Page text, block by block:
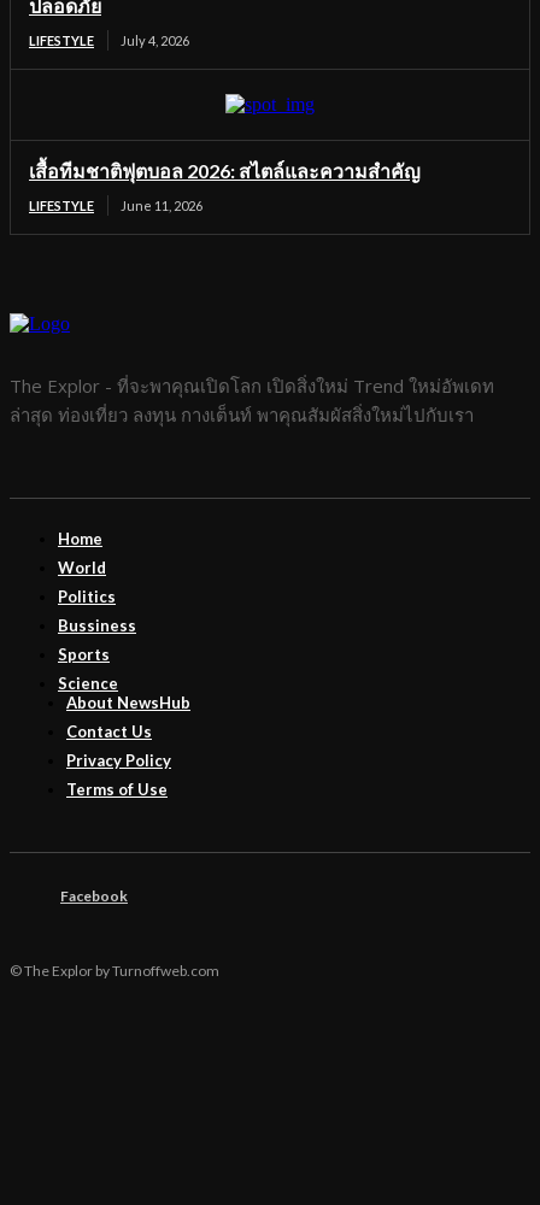
ปลอดภัย
LIFESTYLE July 4, 2026
เสื้อทีมชาติฟุตบอล 2026: สไตล์และความสำคัญ
LIFESTYLE June 11, 2026
The Explor - ที่จะพาคุณเปิดโลก เปิดสิ่งใหม่ Trend ใหม่อัพเดท
ล่าสุด ท่องเที่ยว ลงทุน กางเต็นท์ พาคุณสัมผัสสิ่งใหม่ไปกับเรา
Home
World
Politics
Bussiness
Sports
Science
About NewsHub
Contact Us
Privacy Policy
Terms of Use
Facebook
© The Explor by Turnoffweb.com